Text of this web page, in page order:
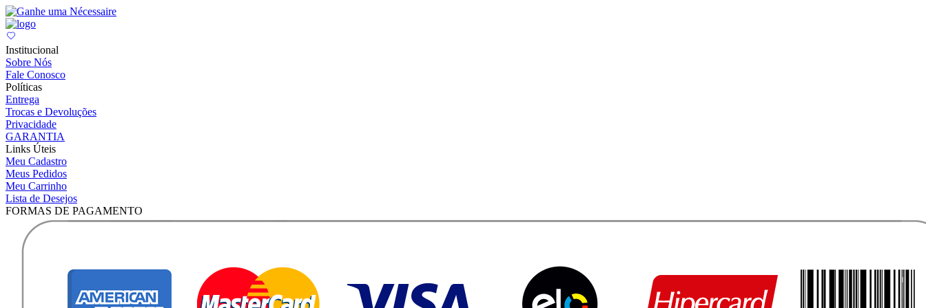
Institucional
Sobre Nós
Fale Conosco
Políticas
Entrega
Trocas e Devoluções
Privacidade
GARANTIA
Links Úteis
Meu Cadastro
Meus Pedidos
Meu Carrinho
Lista de Desejos
FORMAS DE PAGAMENTO